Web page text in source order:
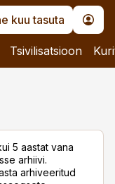
kuu tasuta
Tsivilisatsioon
5 aastat vana
arhiivi.
arhiveeritud